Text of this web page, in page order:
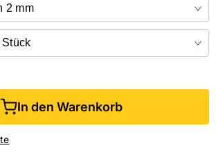
& kostenlos
In den Warenkorb